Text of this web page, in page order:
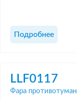
Подробнее
LLF0117
Фара